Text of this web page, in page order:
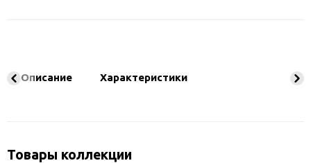
Описание Характеристики
Товары коллекции